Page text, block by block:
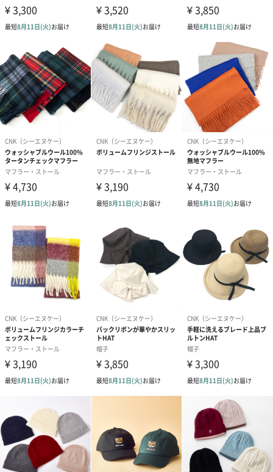
CNK（シーエヌケー）
時代の変化や季節の移り変わりに合わせて、使う人の毎日をより
楽しく鮮やかに彩るものづくりを目指しております。豊富な色展
開でトレンドを抑えながらもオリジナリティ溢れる商品を開発し
ております。確実に価値のある商品をお届け致します。
商品詳細情報
素材／繊維
ポリエステル52％・アクリル30％・ナイロン18％
お手入れ方法
洗濯可（手洗い）
サイズ
商品オプション情報
メッセージカード
Thank you!（0円）
Happy Birthday!（0
円）
円）